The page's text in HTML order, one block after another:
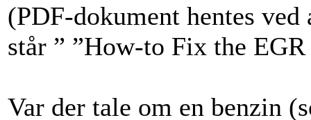
(PDF-dokument hentes
står ” ”How-to Fix the
Var der tale om en benzin